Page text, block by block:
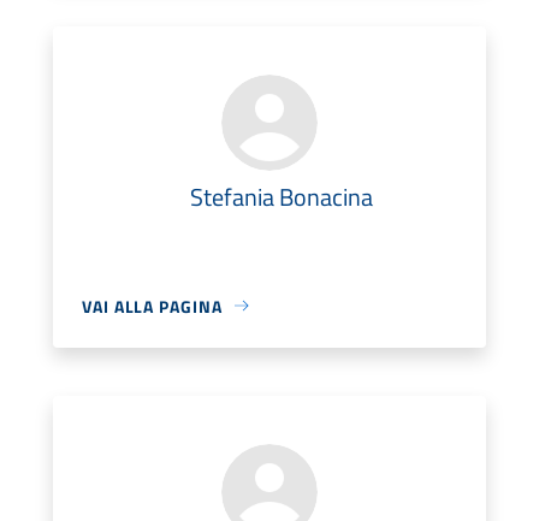
Stefania Bonacina
VAI ALLA PAGINA